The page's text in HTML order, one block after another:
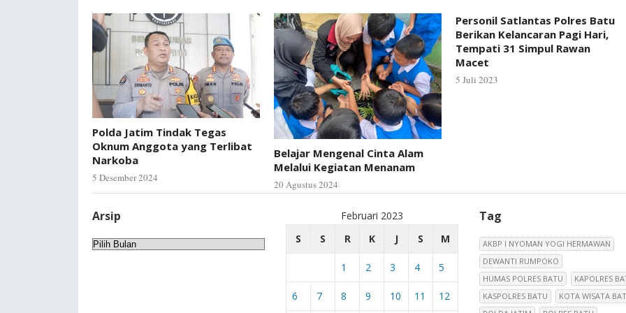
Polda Jatim Tindak Tegas
Oknum Anggota yang Terlibat
Narkoba
5 Desember 2024
Belajar Mengenal Cinta Alam
Melalui Kegiatan Menanam
20 Agustus 2024
Personil Satlantas Polres Batu
Berikan Kelancaran Pagi Hari,
Tempati 31 Simpul Rawan
Macet
5 Juli 2023
Arsip
Arsip
Februari 2023
S
S R K J S M
1 2 3 4 5
6 7 8 9 10 11 12
Tag
AKBP I NYOMAN YOGI HERMAWAN
DEWANTI RUMPOKO
HUMAS POLRES BATU
KAPOLRES
KASPOLRES BATU
KOTA WISATA